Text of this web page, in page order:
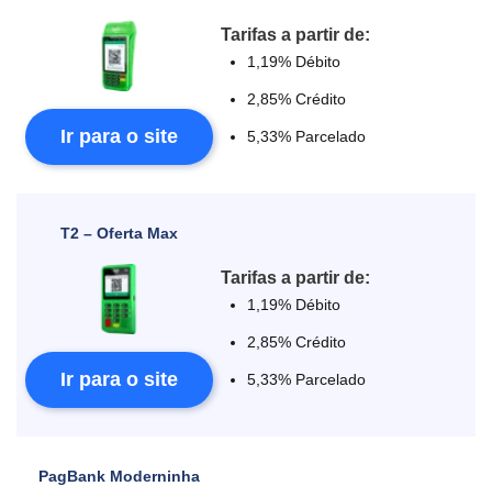
Ir para o site
Tarifas a partir de:
1,19% Débito
2,85% Crédito
5,33% Parcelado
T2 – Oferta Max
Ir para o site
Tarifas a partir de:
1,19% Débito
2,85% Crédito
5,33% Parcelado
PagBank Moderninha